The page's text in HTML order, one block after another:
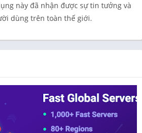
này đã nhận được sự tin tưởng và
dùng trên toàn thế giới.